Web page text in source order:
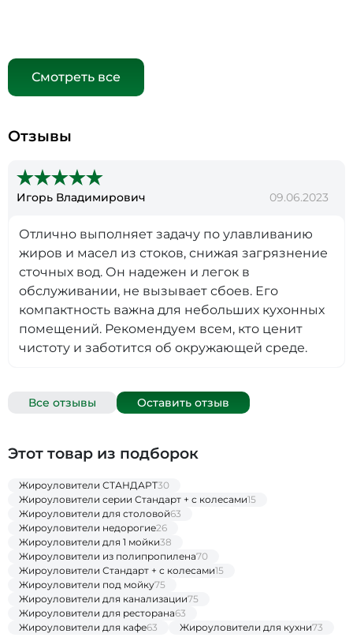
Смотреть все
Отзывы
Игорь Владимирович 09.06.2023
Отлично выполняет задачу по улавливанию
жиров и масел из стоков, снижая загрязнение
сточных вод. Он надежен и легок в
обслуживании, не вызывает сбоев. Его
компактность важна для небольших кухонных
помещений. Рекомендуем всем, кто ценит
чистоту и заботится об окружающей среде.
Все отзывы Оставить отзыв
Этот товар из подборок
Жироуловители СТАНДАРТ30
Жироуловители серии Стандарт + с колесами15
Жироуловители для столовой63
Жироуловители недорогие26
Жироуловители для 1 мойки38
Жироуловители из полипропилена70
Жироуловители Стандарт + с колесами15
Жироуловители под мойку75
Жироуловители для канализации75
Жироуловители для ресторана63
Жироуловители для кафе63 Жироуловители для кухни73